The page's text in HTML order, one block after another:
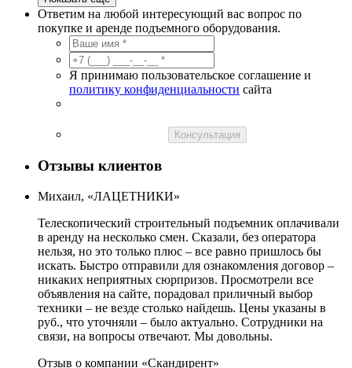
Ответим на любой интересующий вас вопрос по
покупке и аренде подъемного оборудования.
Я принимаю пользовательское соглашение и
политику конфиденциальности сайта
Консультация
Отзывы клиентов
Михаил, «ЛАЦЕТНИКИ»
Телескопический строительный подъемник оплачивали
в аренду на несколько смен. Сказали, без оператора
нельзя, но это только плюс – все равно пришлось бы
искать. Быстро отправили для ознакомления договор –
никаких неприятных сюрпризов. Просмотрели все
объявления на сайте, порадовал приличный выбор
техники – не везде столько найдешь. Цены указаны в
руб., что уточняли – было актуально. Сотрудники на
связи, на вопросы отвечают. Мы довольны.
Отзыв о компании «Скандирент»